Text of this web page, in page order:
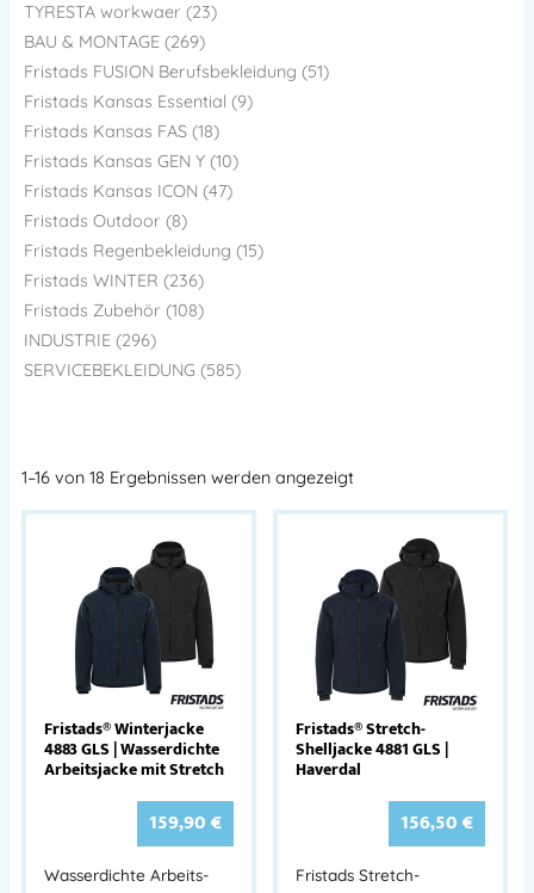
TYRESTA workwaer (23)
BAU & MONTAGE (269)
Fristads FUSION Berufsbekleidung (51)
Fristads Kansas Essential (9)
Fristads Kansas FAS (18)
Fristads Kansas GEN Y (10)
Fristads Kansas ICON (47)
Fristads Outdoor (8)
Fristads Regenbekleidung (15)
Fristads WINTER (236)
Fristads Zubehör (108)
INDUSTRIE (296)
SERVICEBEKLEIDUNG (585)
1–16 von 18 Ergebnissen werden angezeigt
Fristads® Winterjacke
4883 GLS | Wasserdichte
Arbeitsjacke mit Stretch
159,90€
Wasserdichte Arbeits-
Fristads® Stretch-
Shelljacke 4881 GLS |
Haverdal
156,50€
Fristads Stretch-